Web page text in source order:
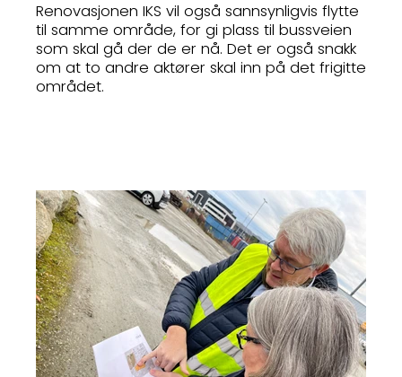
Renovasjonen IKS vil også sannsynligvis flytte
til samme område, for gi plass til bussveien
som skal gå der de er nå. Det er også snakk
om at to andre aktører skal inn på det frigitte
området.